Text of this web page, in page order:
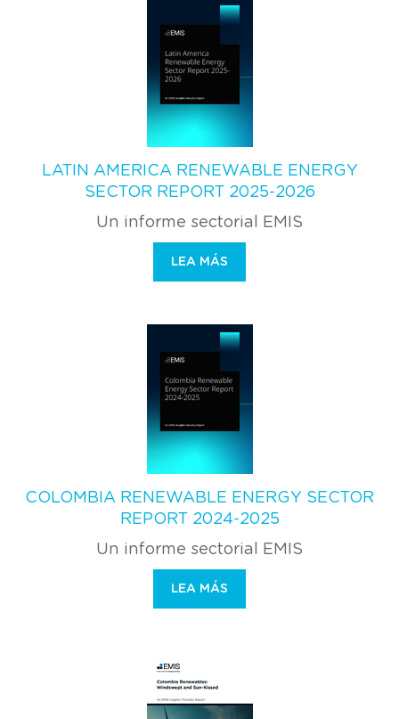
LATIN AMERICA RENEWABLE ENERGY
SECTOR REPORT 2025-2026
Un informe sectorial EMIS
LEA MÁS
COLOMBIA RENEWABLE ENERGY SECTOR
REPORT 2024-2025
Un informe sectorial EMIS
LEA MÁS